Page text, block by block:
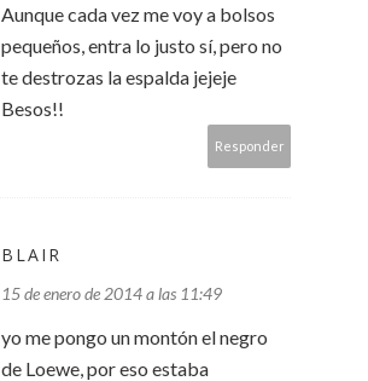
Aunque cada vez me voy a bolsos
pequeños, entra lo justo sí, pero no
te destrozas la espalda jejeje
Besos!!
Responder
BLAIR
15 de enero de 2014 a las 11:49
yo me pongo un montón el negro
de Loewe, por eso estaba